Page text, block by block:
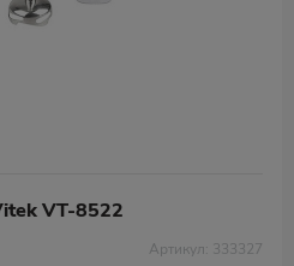
VT-8522
Артикул: 333327